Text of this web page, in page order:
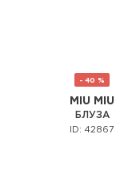
- 40 %
MIU MIU
БЛУЗА
ID: 42867